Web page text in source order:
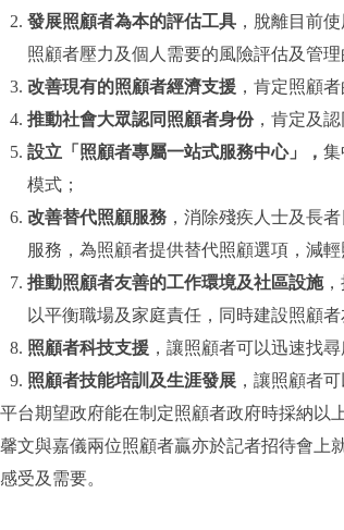
發展照顧者為本的評估工具 ，脫離目前
照顧者壓力及個人需要的風險評估及管理
改善現有的照顧者經濟支援 ，肯定照顧
推動社會大眾認同照顧者身份，肯定及
設立「照顧者專屬一站式服務中心」
，
模式；
改善替代照顧服務 ，消除殘疾人士及長
服務，為照顧者提供替代照顧選項，減輕
推動照顧者友善的工作環境及社區設施
以平衡職場及家庭責任，同時建設照顧
照顧者科技支援 ，讓照顧者可以迅速找
照顧者技能培訓及生涯發展 ，讓照顧者
平台期望政府能在制定照顧者政府時採納以
馨文與嘉儀兩位照顧者贏亦於記者招待會上
感受及需要。